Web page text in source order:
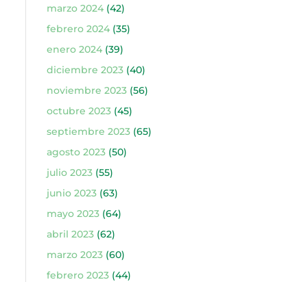
marzo 2024(42)
febrero 2024(35)
enero 2024(39)
diciembre 2023(40)
noviembre 2023(56)
octubre 2023(45)
septiembre 2023(65)
agosto 2023(50)
julio 2023(55)
junio 2023(63)
mayo 2023(64)
abril 2023(62)
marzo 2023(60)
febrero 2023(44)